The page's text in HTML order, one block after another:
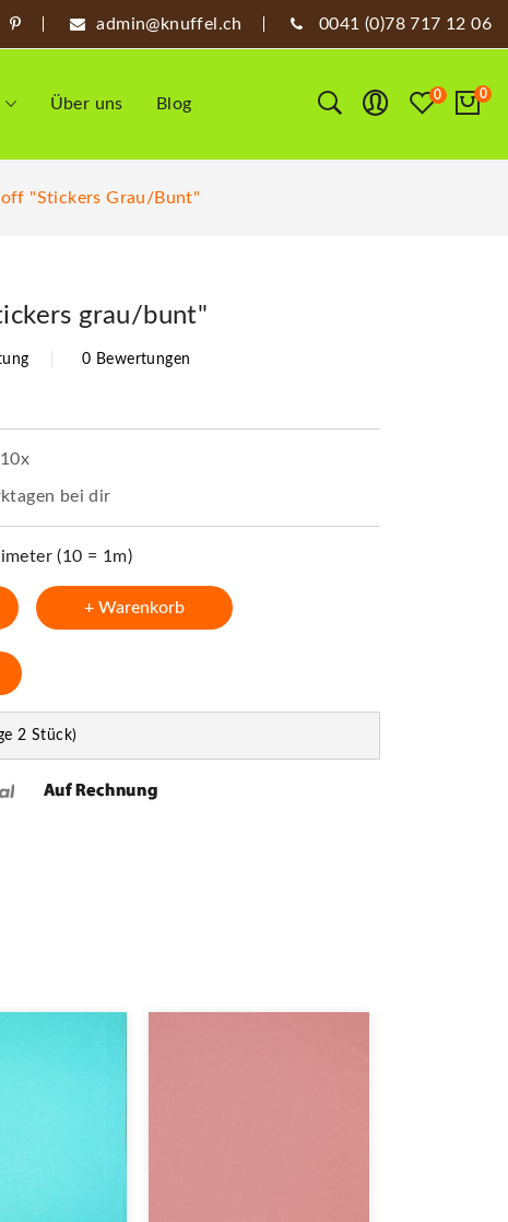
admin@knuffel.ch 0041 (0)78 717 12 06
Über uns Blog 0 0
"Stickers Grau/bunt"
grau/bunt"
0 Bewertungen
bei dir
(10 = 1m)
+ Warenkorb
2 Stück)